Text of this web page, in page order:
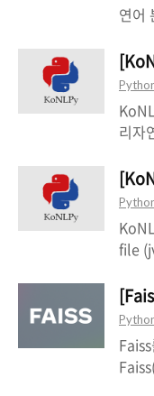
이야
다.
션,
업..
이브
페이
나이
지
요.
주
랜스
델을
연어
다.
제한
몇몇
해야
법
있으
다.
일한
주세
리자
해,
(AI)
연어
터넷
모두
활용
양한
그 다
분석
와 같
file
히
데,
에 따
흔히